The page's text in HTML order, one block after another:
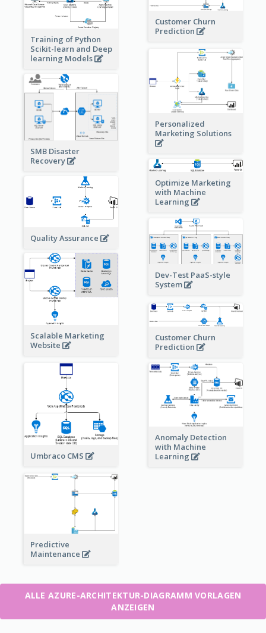
Training of Python
Scikit-learn and Deep
learning Models
Customer Churn
Prediction
Personalized
Marketing Solutions
SMB Disaster
Recovery
Optimize Marketing
with Machine
Learning
Quality Assurance
Dev-Test PaaS-style
System
Scalable Marketing
Website
Customer Churn
Prediction
Umbraco CMS
Anomaly Detection
with Machine
Learning
Predictive
Maintenance
ALLE AZURE-ARCHITEKTUR-DIAGRAMM VORLAGEN
ANZEIGEN